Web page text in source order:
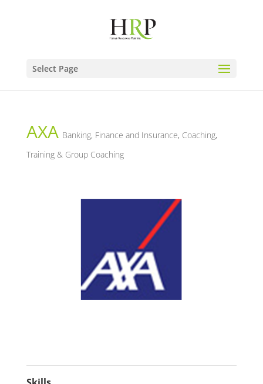
Select Page
AXA Banking, Finance and Insurance, Coaching,
Training & Group Coaching